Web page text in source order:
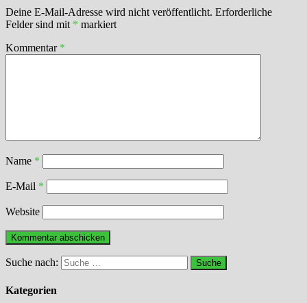
Deine E-Mail-Adresse wird nicht veröffentlicht. Erforderliche
Felder sind mit * markiert
Kommentar *
Name *
E-Mail *
Website
Suche nach:
Kategorien